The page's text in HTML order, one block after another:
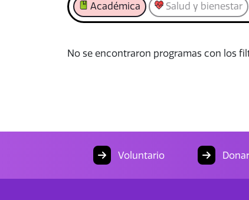
Académica Salud y bienestar
No se encontraron programas con los
Voluntario Donar